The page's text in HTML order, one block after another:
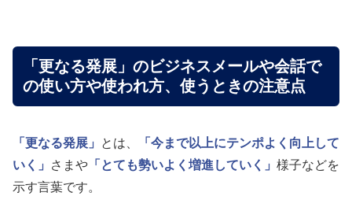
「更なる発展」のビジネスメールや会話で
の使い方や使われ方、使うときの注意点
「更なる発展」 とは、
「今まで以上にテンポよく向上して
いく」
さまや 「とても勢いよく増進していく」 様子などを
示す言葉です。